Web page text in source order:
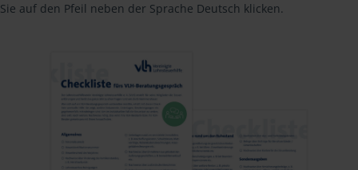
Sie auf den Pfeil neben der Sprache Deutsch klicken.